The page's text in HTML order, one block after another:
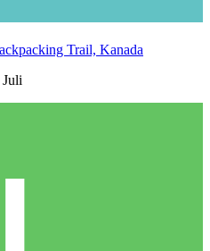
Trail, Kanada
Juli